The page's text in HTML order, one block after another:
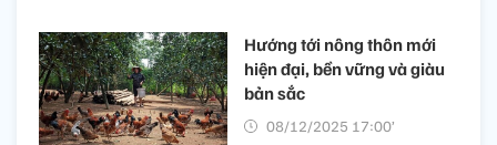
Hướng tới nông thôn mới
hiện đại, bền vững và giàu
bản sắc
08/12/2025 17:00’